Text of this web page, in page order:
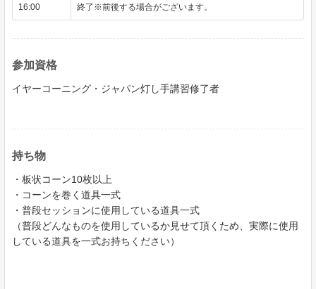
16:00 終了※前後する場合がございます。
参加資格
イヤーコーニング・ジャパン灯し手講習修了者
持ち物
・板状コーン10枚以上
・コーンを巻く道具一式
・普段セッションに使用している道具一式
（普段どんなものを使用しているか見せて頂くため、実際に使用
している道具を一式お持ちください）